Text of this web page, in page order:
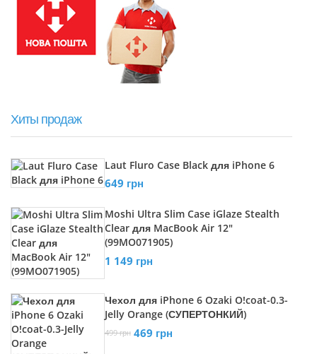
Хиты продаж
Laut Fluro Case Black для iPhone 6
649 грн
Moshi Ultra Slim Case iGlaze Stealth
Clear для MacBook Air 12"
(99MO071905)
1 149 грн
Чехол для iPhone 6 Ozaki O!coat-0.3-
Jelly Orange (СУПЕРТОНКИЙ)
499 грн 469 грн